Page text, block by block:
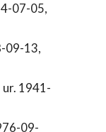
07-05,
09-13,
ur. 1941-
09-